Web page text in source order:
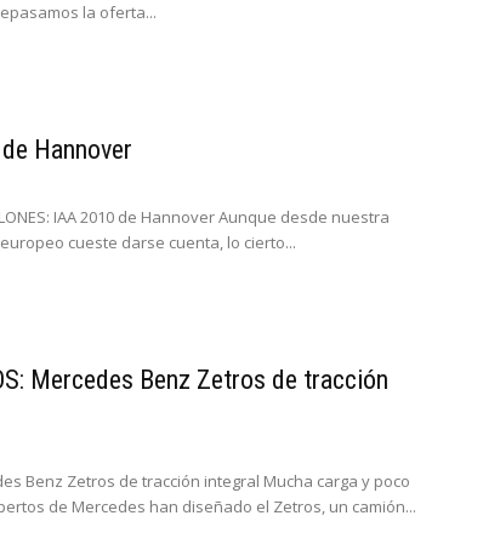
la oferta...
Hannover
IAA 2010 de Hannover Aunque desde nuestra
cueste darse cuenta, lo cierto...
Mercedes Benz Zetros de tracción
Benz Zetros de tracción integral Mucha carga y poco
de Mercedes han diseñado el Zetros, un camión...